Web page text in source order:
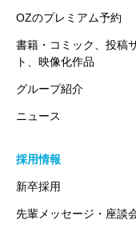
OZのプレミアム予約
書籍・コミック、投稿
ト、映像化作品
グループ紹介
ニュース
採用情報
新卒採用
先輩メッセージ・座談